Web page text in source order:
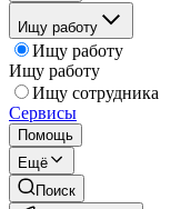
Ищу работу
Ищу работу
Ищу работу
Ищу сотрудника
Сервисы
Помощь
Ещё
Поиск